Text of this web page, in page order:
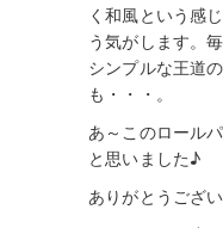
く和風という感
う気がします。
シンプルな王道
も・・・。
あ～このロール
と思いました♪
ありがとうござい